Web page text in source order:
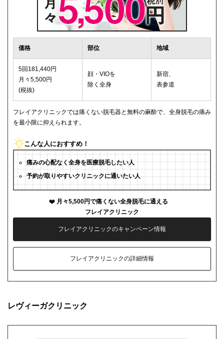
価格 部位 地域
5回181,440円
月々5,500円
(税抜)
顔・VIOを
除く全身
新宿、
表参道
フレイアクリニックでは痛くない脱毛器と無料の麻酔で、全身脱毛の痛み
を最小限に抑えられます。
こんな人におすすめ！
痛みの心配なく全身を医療脱毛したい人
予約が取りやすいクリニックに通いたい人
月々5,500円で痛くない全身脱毛に通える
フレイアクリニック
フレイアクリニックのキャンペーン情報
フレイアクリニックの詳細情報
レヴィーガクリニック